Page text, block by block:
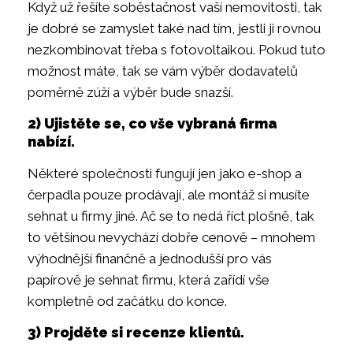
Když už řešíte soběstačnost vaší nemovitosti, tak
je dobré se zamyslet také nad tím, jestli ji rovnou
nezkombinovat třeba s fotovoltaikou. Pokud tuto
možnost máte, tak se vám výběr dodavatelů
poměrně zúží a výběr bude snazší.
2) Ujistěte se, co vše vybraná firma
nabízí.
Některé společnosti fungují jen jako e-shop a
čerpadla pouze prodávají, ale montáž si musíte
sehnat u firmy jiné. Ač se to nedá říct plošně, tak
to většinou nevychází dobře cenově – mnohem
výhodnější finančně a jednodušší pro vás
papírově je sehnat firmu, která zařídí vše
kompletně od začátku do konce.
3) Projděte si recenze klientů.